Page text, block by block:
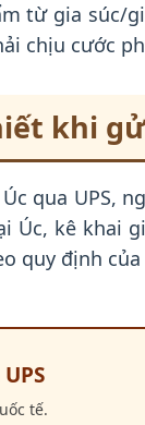
từ gia súc/
chịu cước
khi
qua UPS,
Úc, kê khai
quy định
tế.